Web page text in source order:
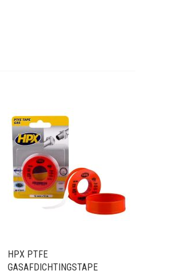
HPX PTFE
GASAFDICHTINGSTAPE